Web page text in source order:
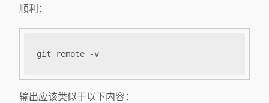
顺利：
输出应该类似于以下内容：